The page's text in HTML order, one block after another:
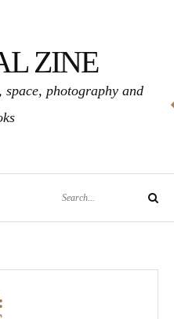
ZINE
photography and
Search